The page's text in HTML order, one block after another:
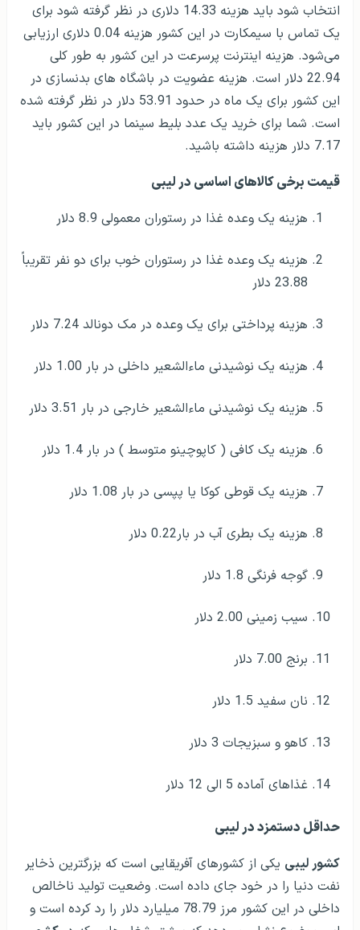
انتخاب شود باید هزینه 14.33 دلاری در نظر گرفته شود برای
یک تماس با سیمکارت در این کشور هزینه 0.04 دلاری ارزیابی
می‌شود. هزینه اینترنت پرسرعت در این کشور به طور کلی
22.94 دلار است. هزینه عضویت در باشگاه های بدنسازی در
این کشور برای یک ماه در حدود 53.91 دلار در نظر گرفته شده
است. شما برای خرید یک عدد بلیط سینما در این کشور باید
7.17 دلار هزینه داشته باشید.
قیمت برخی کالاهای اساسی در لیبی
هزینه یک وعده غذا در رستوران معمولی 8.9 دلار
هزینه یک وعده غذا در رستوران خوب برای دو نفر تقریباً
23.88 دلار
هزینه پرداختی برای یک وعده در مک دونالد 7.24 دلار
هزینه یک نوشیدنی ماءالشعیر داخلی در بار 1.00 دلار
هزینه یک نوشیدنی ماءالشعیر خارجی در بار 3.51 دلار
هزینه یک کافی ( کاپوچینو متوسط ) در بار 1.4 دلار
هزینه یک قوطی کوکا یا پپسی در بار 1.08 دلار
هزینه یک بطری آب در بار0.22 دلار
گوجه فرنگی 1.8 دلار
سیب زمینی 2.00 دلار
برنج 7.00 دلار
نان سفید 1.5 دلار
کاهو و سبزیجات 3 دلار
غذاهای آماده 5 الی 12 دلار
حداقل دستمزد در لیبی
کشور لیبی یکی از کشورهای آفریقایی است که بزرگترین ذخایر
نفت دنیا را در خود جای داده است. وضعیت تولید ناخالص
داخلی در این کشور مرز 78.79 میلیارد دلار را رد کرده است و